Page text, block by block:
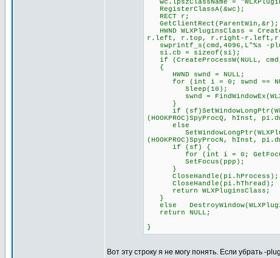
wc.lpszClassName =
RegisterClassA(&wc);
RECT r;
GetClientRect(ParentWin,&r);
HWND WLXPluginsClass =
r.left, r.top, r.right-
swprintf_s(cmd,4096,L"%s -
si.cb = sizeof(si);
if (CreateProcessW(NULL,
{
HWND swnd = NULL;
for (int i = 0; swnd ==
Sleep(10);
swnd =
}
if
(HOOKPROC)SpyProcQ, hInst,
else
(HOOKPROC)SpyProcN, hInst,
if (sf) {
for (int i = 0; GetFocus()
SetFocus(ppp);
}
CloseHandle(pi.hProcess);
CloseHandle(pi.hThread);
return WLXPluginsClass;
}
else
return NULL;
}
Вот эту строку я не могу понять. Если убрать -